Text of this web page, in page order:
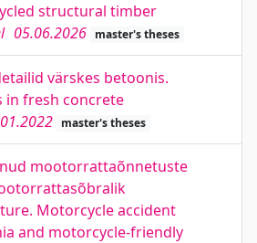
structural timber
05.06.2026 master's theses
värskes betoonis.
in fresh concrete
master's theses
mootorrattaõnnetuste
Motorcycle accident
and motorcycle-friendly